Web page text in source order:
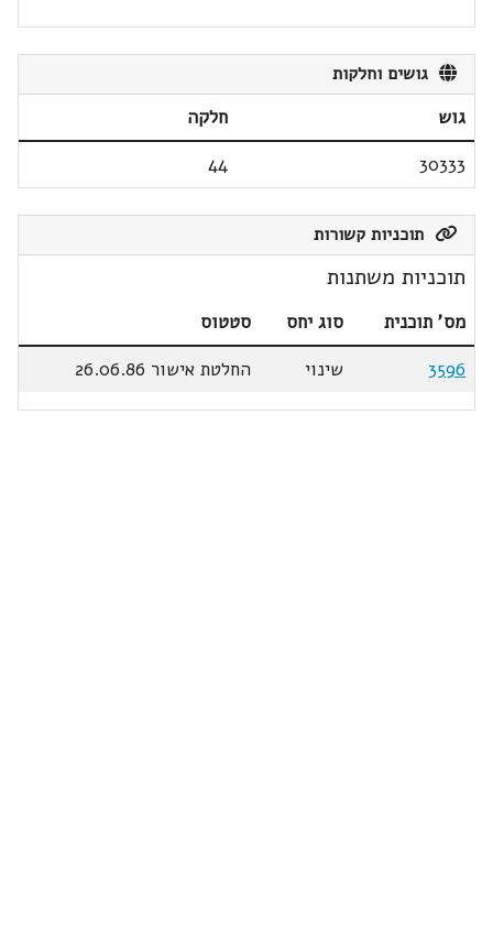
גושים וחלקות
גוש
חלקה
30333
44
תוכניות קשורות
תוכניות משתנות
מס' תוכנית סוג יחס
סטטוס
3596
שינוי החלטת אישור 26.06.86